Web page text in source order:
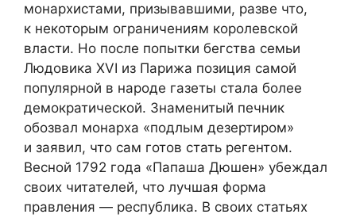
монархистами, призывавшими, разве что,
к некоторым ограничениям королевской
власти. Но после попытки бегства семьи
Людовика XVI из Парижа позиция самой
популярной в народе газеты стала более
демократической. Знаменитый печник
обозвал монарха «подлым дезертиром»
и заявил, что сам готов стать регентом.
Весной 1792 года «Папаша Дюшен» убеждал
своих читателей, что лучшая форма
правления — республика. В своих статьях